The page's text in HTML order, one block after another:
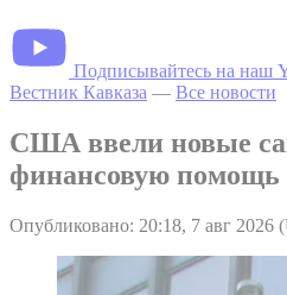
Подписывайтесь на наш
Вестник Кавказа — Все новости
США ввели новые
финансовую
Опубликовано: 20:18, 7 авг 2026